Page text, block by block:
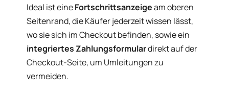
Ideal ist eineFortschrittsanzeigeam oberen
Seitenrand, die Käufer jederzeit wissen lässt,
wo sie sich im Checkout befinden, sowie ein
integriertes Zahlungsformulardirekt auf der
Checkout-Seite, um Umleitungen zu
vermeiden.